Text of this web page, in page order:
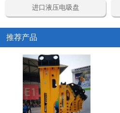
进口液压电吸盘
推荐产品